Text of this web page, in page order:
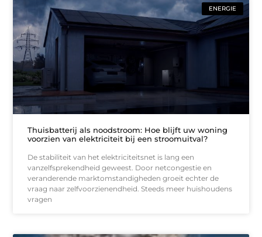
ENERGIE
Thuisbatterij als noodstroom: Hoe blijft uw woning
voorzien van elektriciteit bij een stroomuitval?
De stabiliteit van het elektriciteitsnet is lang een
vanzelfsprekendheid geweest. Door netcongestie en
veranderende marktomstandigheden groeit echter de
vraag naar zelfvoorzienendheid. Steeds meer huishoudens
vragen